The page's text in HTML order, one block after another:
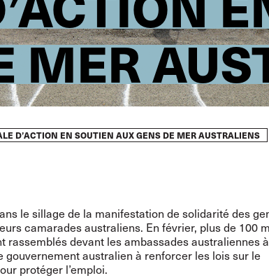
MER
D’ACTION EN SOUTIEN AUX GENS DE MER AUSTRALIENS
le sillage de la manifestation de solidarité des
camarades australiens. En février, plus de 100
rassemblés devant les ambassades australiennes
gouvernement australien à renforcer les lois sur le
protéger l’emploi.